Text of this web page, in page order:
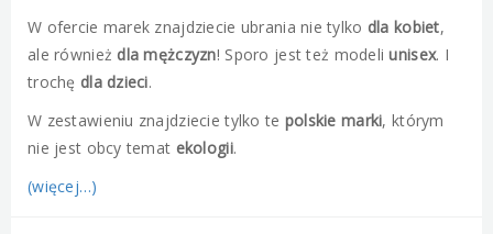
W ofercie marek znajdziecie ubrania nie tylko dla kobiet,
ale również dla mężczyzn! Sporo jest też modeliunisex. I
trochę dla dzieci.
W zestawieniu znajdziecie tylko te polskie marki, którym
nie jest obcy temat ekologii.
(więcej…)